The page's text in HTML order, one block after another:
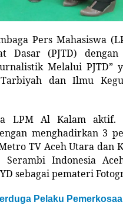
Pers Mahasiswa
Dasar (PJTD)
Melalui PJTD”
dan Ilmu
LPM Al Kalam aktif.
menghadirkan 3
TV Aceh Utara dan
Indonesia
sebagai pemateri
Pelaku